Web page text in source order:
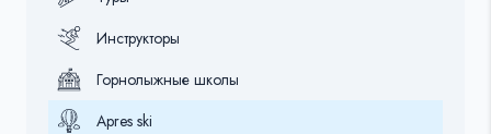
Инструкторы
Горнолыжные школы
Apres ski